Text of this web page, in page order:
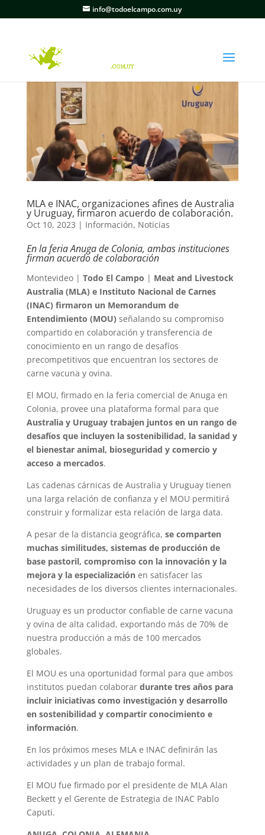
info@todoelcampo.com.uy
MLA e INAC, organizaciones afines de Australia
y Uruguay, firmaron acuerdo de colaboración.
Oct 10, 2023 | Información, Noticias
En la feria Anuga de Colonia, ambas instituciones
firman acuerdo de colaboración
Montevideo | Todo El Campo | Meat and Livestock
Australia (MLA) e Instituto Nacional de Carnes
(INAC) firmaron un Memorandum de
Entendimiento (MOU) señalando su compromiso
compartido en colaboración y transferencia de
conocimiento en un rango de desafíos
precompetitivos que encuentran los sectores de
carne vacuna y ovina.
El MOU, firmado en la feria comercial de Anuga en
Colonia, provee una plataforma formal para que
Australia y Uruguay trabajen juntos en un rango de
desafíos que incluyen la sostenibilidad, la sanidad y
el bienestar animal, bioseguridad y comercio y
acceso a mercados.
Las cadenas cárnicas de Australia y Uruguay tienen
una larga relación de confianza y el MOU permitirá
construir y formalizar esta relación de larga data.
A pesar de la distancia geográfica, se comparten
muchas similitudes, sistemas de producción de
base pastoril, compromiso con la innovación y la
mejora y la especializaciónen satisfacer las
necesidades de los diversos clientes internacionales.
Uruguay es un productor confiable de carne vacuna
y ovina de alta calidad, exportando más de 70% de
nuestra producción a más de 100 mercados
globales.
El MOU es una oportunidad formal para que ambos
institutos puedan colaborar durante tres años para
incluir iniciativas como investigación y desarrollo
en sostenibilidad y compartir conocimiento e
información.
En los próximos meses MLA e INAC definirán las
actividades y un plan de trabajo formal.
El MOU fue firmado por el presidente de MLA Alan
Beckett y el Gerente de Estrategia de INAC Pablo
Caputi.